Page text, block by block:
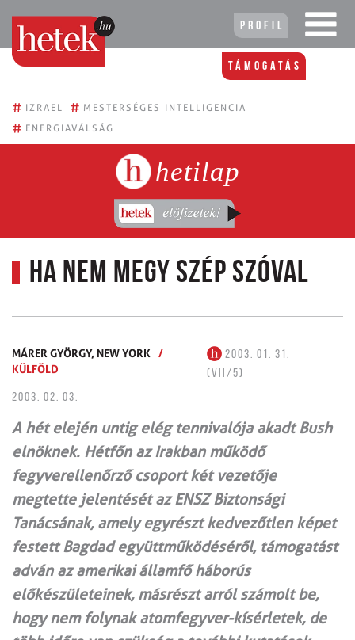
Profil
Támogatás
# IZRAEL # MESTERSÉGES INTELLIGENCIA
# ENERGIAVÁLSÁG
hetilap
Ha nem megy szép szóval
MÁRER GYÖRGY, NEW YORK
/
KÜLFÖLD
2003. 01. 31.
(VII/5)
2003. 02. 03.
A hét elején untig elég tennivalója akadt Bush
elnöknek. Hétfőn az Irakban működő
fegyverellenőrző csoport két vezetője
megtette jelentését az ENSZ Biztonsági
Tanácsának, amely egyrészt kedvezőtlen képet
festett Bagdad együttműködéséről, támogatást
adván az amerikai államfő háborús
előkészületeinek, másrészt arról számolt be,
hogy nem folynak atomfegyver-kísérletek, de